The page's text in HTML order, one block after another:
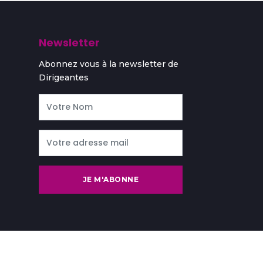
Newsletter
Abonnez vous à la newsletter de
Dirigeantes
JE M'ABONNE